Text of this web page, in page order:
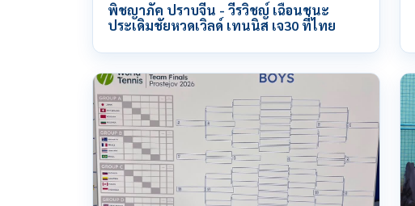
พิชญาภัค ปราบจีน - วีรวิชญ์ เฉือนชนะ
ประเดิมชัยหวดเวิลด์ เทนนิส เจ30 ที่ไทย